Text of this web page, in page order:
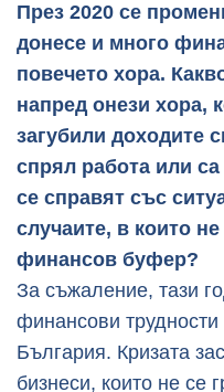
През 2020 се
донесе и много
повечето хора.
напред онези хора,
загубили доходите
спрял работа или
се справят със
случаите, в които
финансов буфер?
За съжаление, тази
финансови
България. Кризата
бизнеси, които не се